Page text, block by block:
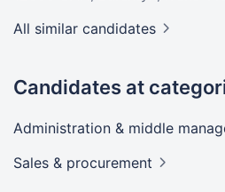
All similar candidates
Candidates at
Administration & middle
Sales & procurement